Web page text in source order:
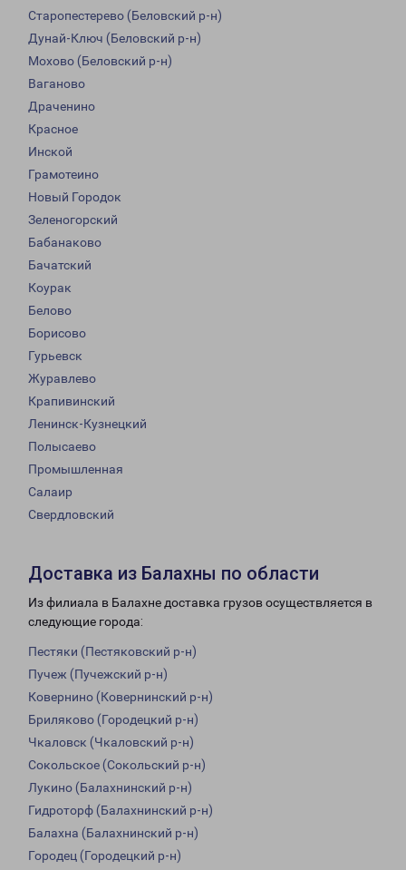
Старопестерево (Беловский р-н)
Дунай-Ключ (Беловский р-н)
Мохово (Беловский р-н)
Ваганово
Драченино
Красное
Инской
Грамотеино
Новый Городок
Зеленогорский
Бабанаково
Бачатский
Коурак
Белово
Борисово
Гурьевск
Журавлево
Крапивинский
Ленинск-Кузнецкий
Полысаево
Промышленная
Салаир
Свердловский
Доставка из Балахны по области
Из филиала в Балахне доставка грузов осуществляется в
следующие города:
Пестяки (Пестяковский р-н)
Пучеж (Пучежский р-н)
Ковернино (Ковернинский р-н)
Бриляково (Городецкий р-н)
Чкаловск (Чкаловский р-н)
Сокольское (Сокольский р-н)
Лукино (Балахнинский р-н)
Гидроторф (Балахнинский р-н)
Балахна (Балахнинский р-н)
Городец (Городецкий р-н)